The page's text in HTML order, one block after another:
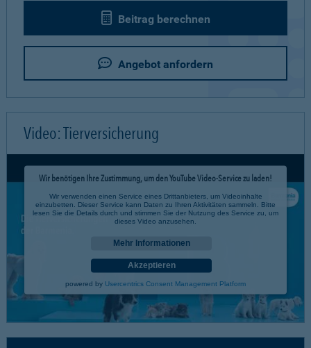
Beitrag berechnen
Angebot anfordern
Video: Tierversicherung
Wir benötigen Ihre Zustimmung, um den YouTube Video-Service zu laden!
Wir verwenden einen Service eines Drittanbieters, um Videoinhalte
einzubetten. Dieser Service kann Daten zu Ihren Aktivitäten sammeln. Bitte
lesen Sie die Details durch und stimmen Sie der Nutzung des Service zu, um
dieses Video anzusehen.
Mehr Informationen
Akzeptieren
powered by Usercentrics Consent Management Platform